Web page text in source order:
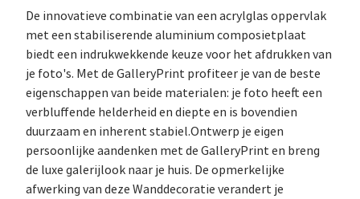
De innovatieve combinatie van een acrylglas oppervlak
met een stabiliserende aluminium composietplaat
biedt een indrukwekkende keuze voor het afdrukken van
je foto's. Met de GalleryPrint profiteer je van de beste
eigenschappen van beide materialen: je foto heeft een
verbluffende helderheid en diepte en is bovendien
duurzaam en inherent stabiel.Ontwerp je eigen
persoonlijke aandenken met de GalleryPrint en breng
de luxe galerijlook naar je huis. De opmerkelijke
afwerking van deze Wanddecoratie verandert je